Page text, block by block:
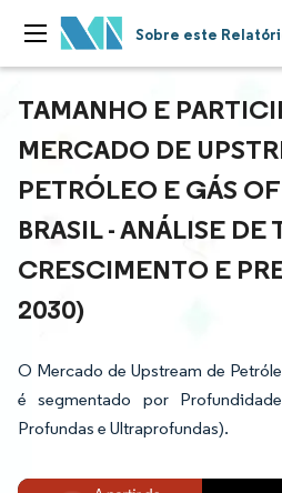
Sobre este
TAMANHO E
MERCADO DE
PETRÓLEO E GÁS
BRASIL - ANÁLISE
CRESCIMENTO E
2030)
O Mercado de Upstream de
é segmentado por
Profundas e Ultraprofundas).